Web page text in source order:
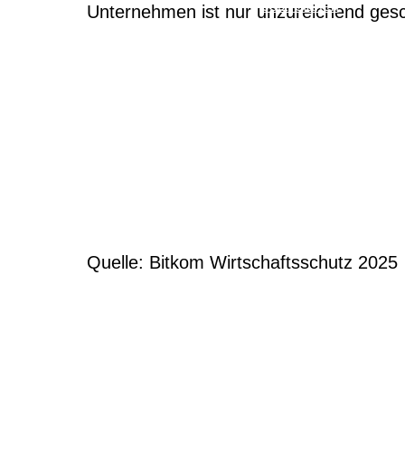
Unternehmen ist nur unzureichend
Quelle: Bitkom Wirtschaftsschutz 2025
Jetzt starten